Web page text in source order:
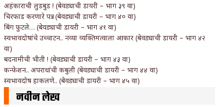
अहंकाराची लुडबुड ! (बेवड्याची डायरी – भाग ३९ वा)
चिरफाड करणारे पत्र.. (बेवड्याची डायरी – भाग ४० वा)
बिंग फुटले… (बेवड्याची डायरी – भाग ४१ वा)
स्वभावदोषांचे उच्चाटन.. नव्या व्यक्तिमत्वाला आकार (बेवड्याची डायरी – भाग ४२
वा)
बदनामीची भीती ! (बेवड्याची डायरी – भाग ४३ वा)
कन्फेशन.. अपराधांची कबुली (बेवड्याची डायरी – भाग ४४ वा)
स्वभावदोष हाकलणे.. (बेवड्याची डायरी – भाग ४५ वा)
नवीन लेख